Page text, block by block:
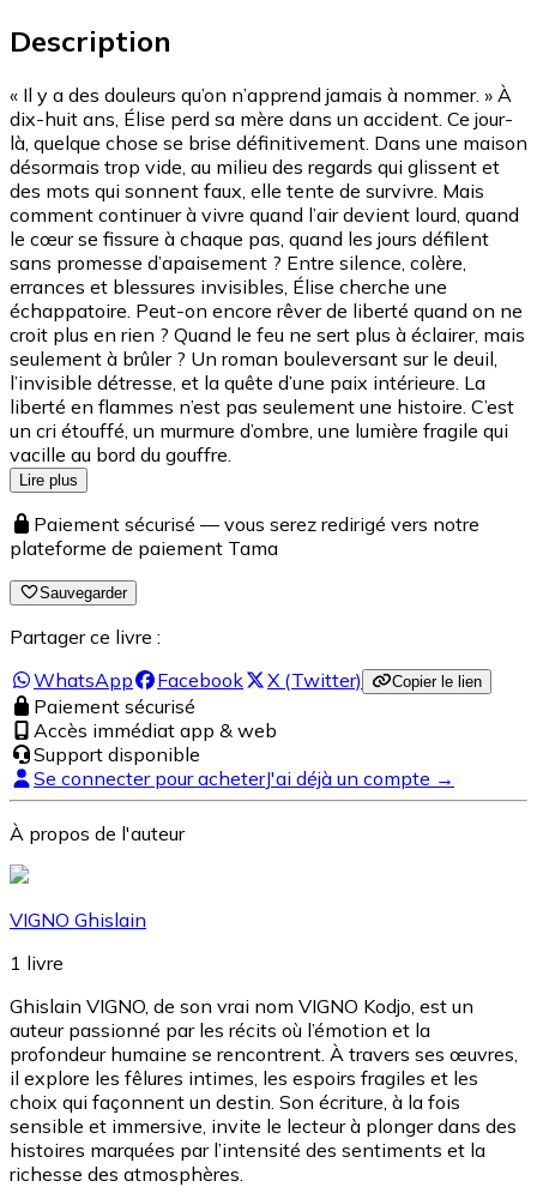
Description
« Il y a des douleurs qu’on n’apprend jamais à nommer. » À
dix-huit ans, Élise perd sa mère dans un accident. Ce jour-
là, quelque chose se brise définitivement. Dans une maison
désormais trop vide, au milieu des regards qui glissent et
des mots qui sonnent faux, elle tente de survivre. Mais
comment continuer à vivre quand l’air devient lourd, quand
le cœur se fissure à chaque pas, quand les jours défilent
sans promesse d’apaisement ? Entre silence, colère,
errances et blessures invisibles, Élise cherche une
échappatoire. Peut-on encore rêver de liberté quand on ne
croit plus en rien ? Quand le feu ne sert plus à éclairer, mais
seulement à brûler ? Un roman bouleversant sur le deuil,
l’invisible détresse, et la quête d’une paix intérieure. La
liberté en flammes n’est pas seulement une histoire. C’est
un cri étouffé, un murmure d’ombre, une lumière fragile qui
vacille au bord du gouffre.
Lire plus
Paiement sécurisé — vous serez redirigé vers notre
plateforme de paiement Tama
Sauvegarder
Partager ce livre :
WhatsApp
Facebook X (Twitter) Copier le lien
Paiement sécurisé
Accès immédiat app & web
Support disponible
Se connecter pour acheterJ'ai déjà un compte →
À propos de l'auteur
VIGNO Ghislain
1 livre
Ghislain VIGNO, de son vrai nom VIGNO Kodjo, est un
auteur passionné par les récits où l’émotion et la
profondeur humaine se rencontrent. À travers ses œuvres,
il explore les fêlures intimes, les espoirs fragiles et les
choix qui façonnent un destin. Son écriture, à la fois
sensible et immersive, invite le lecteur à plonger dans des
histoires marquées par l’intensité des sentiments et la
richesse des atmosphères.